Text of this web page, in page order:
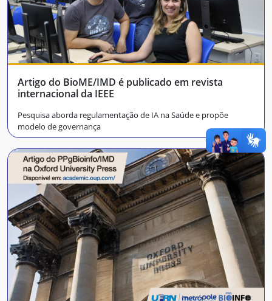
Artigo do BioME/IMD é publicado em revista
internacional da IEEE
Pesquisa aborda regulamentação de IA na Saúde e propõe
modelo de governança